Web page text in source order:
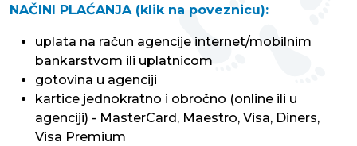
NAČINI PLAĆANJA (klik na poveznicu):
uplata na račun agencije internet/mobilnim
bankarstvom ili uplatnicom
gotovina u agenciji
kartice jednokratno i obročno (online ili u
agenciji) - MasterCard, Maestro, Visa, Diners,
Visa Premium